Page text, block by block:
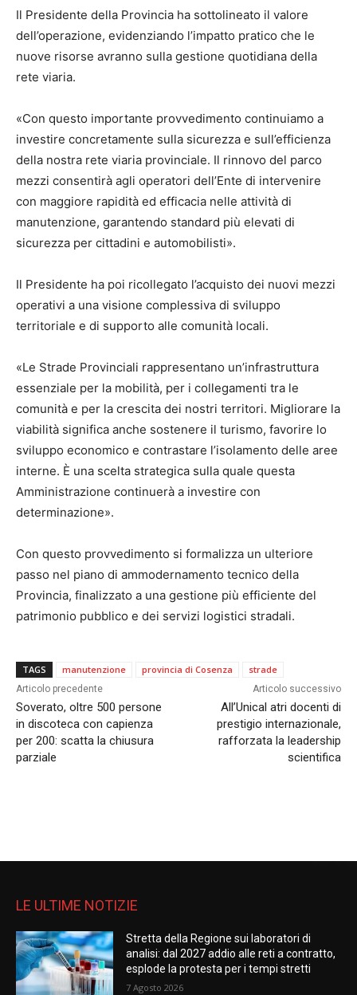
Il Presidente della Provincia ha sottolineato il valore
dell’operazione, evidenziando l’impatto pratico che le
nuove risorse avranno sulla gestione quotidiana della
rete viaria.
«Con questo importante provvedimento continuiamo a
investire concretamente sulla sicurezza e sull’efficienza
della nostra rete viaria provinciale. Il rinnovo del parco
mezzi consentirà agli operatori dell’Ente di intervenire
con maggiore rapidità ed efficacia nelle attività di
manutenzione, garantendo standard più elevati di
sicurezza per cittadini e automobilisti».
Il Presidente ha poi ricollegato l’acquisto dei nuovi mezzi
operativi a una visione complessiva di sviluppo
territoriale e di supporto alle comunità locali.
«Le Strade Provinciali rappresentano un’infrastruttura
essenziale per la mobilità, per i collegamenti tra le
comunità e per la crescita dei nostri territori. Migliorare la
viabilità significa anche sostenere il turismo, favorire lo
sviluppo economico e contrastare l’isolamento delle aree
interne. È una scelta strategica sulla quale questa
Amministrazione continuerà a investire con
determinazione».
Con questo provvedimento si formalizza un ulteriore
passo nel piano di ammodernamento tecnico della
Provincia, finalizzato a una gestione più efficiente del
patrimonio pubblico e dei servizi logistici stradali.
TAGS manutenzione provincia di Cosenza strade
Articolo precedente
Soverato, oltre 500 persone
in discoteca con capienza
per 200: scatta la chiusura
parziale
Articolo successivo
All’Unical atri docenti di
prestigio internazionale,
rafforzata la leadership
scientifica
LE ULTIME NOTIZIE
Stretta della Regione sui laboratori di
analisi: dal 2027 addio alle reti a contratto,
esplode la protesta per i tempi stretti
7 Agosto 2026